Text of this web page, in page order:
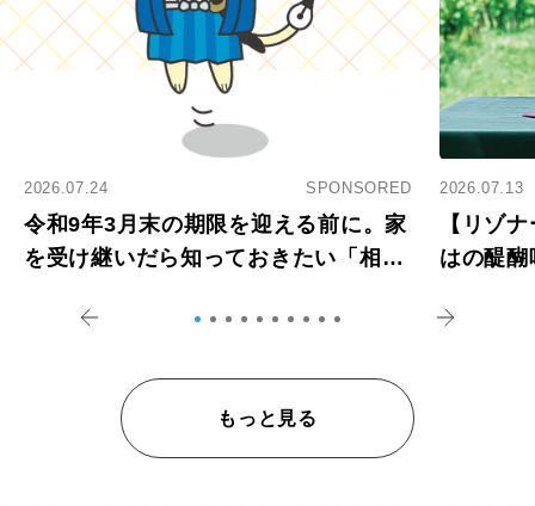
2026.07.24 SPONSORED
令和9年3月末の期限を迎える前に。家
を受け継いだら知っておきたい「相続
2026.07.13
【リゾ
はの醍
もっと見る